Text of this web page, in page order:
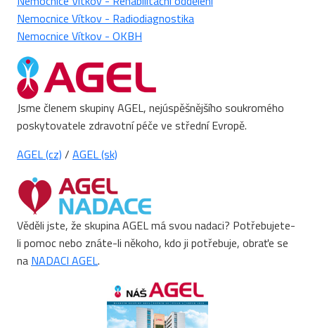
Nemocnice Vítkov - Radiodiagnostika
Nemocnice Vítkov - OKBH
Jsme členem skupiny AGEL, nejúspěšnějšího soukromého
poskytovatele zdravotní péče ve střední Evropě.
AGEL (cz) / AGEL (sk)
Věděli jste, že skupina AGEL má svou nadaci? Potřebujete-
li pomoc nebo znáte-li někoho, kdo ji potřebuje, obraťe se
na NADACI AGEL.